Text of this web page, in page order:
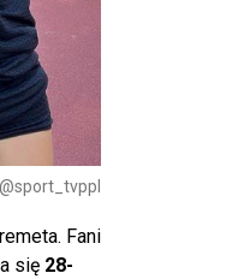
Fani
się 28-